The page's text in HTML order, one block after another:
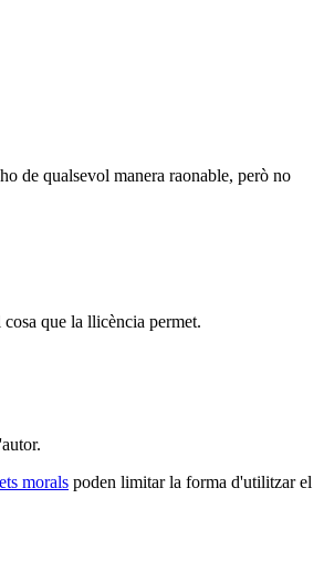
de qualsevol manera raonable, però no
que la llicència permet.
morals poden limitar la forma d'utilitzar el